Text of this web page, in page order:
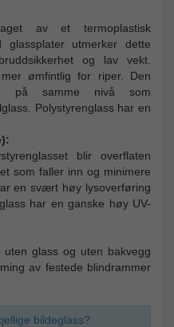
av et termoplastisk
glassplater utmerker dette
og lav vekt.
ømfintlig for riper. Den
på samme nivå som
Polystyrenglass har en
blir overflaten
som faller inn og minimere
en svært høy lysoverføring
har en ganske høy UV-
glass og uten bakvegg
av festede blindrammer
bildeglass?